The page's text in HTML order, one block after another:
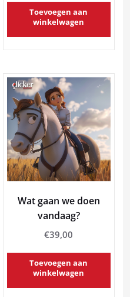
Toevoegen aan
winkelwagen
Wat gaan we doen
vandaag?
€39,00
Toevoegen aan
winkelwagen